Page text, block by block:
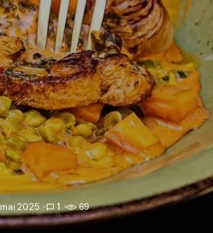
mai 2025 1 69